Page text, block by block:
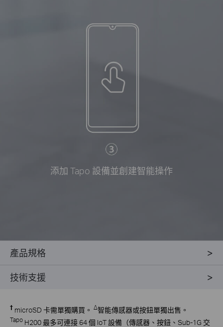
添加 Tapo 設備並創建智能操作
產品規格
技術支援
† microSD 卡需單獨購買。 Δ智能傳感器或按鈕單獨出售。
Tapo H200 最多可連接 64 個 IoT 設備（傳感器、按鈕、Sub-1G 交